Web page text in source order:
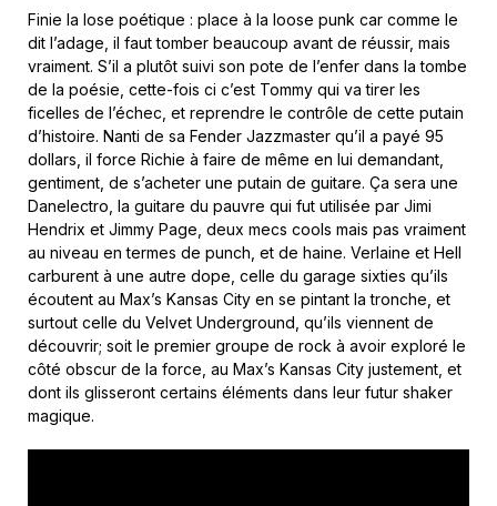
Finie la lose poétique : place à la loose punk car comme le
dit l’adage, il faut tomber beaucoup avant de réussir, mais
vraiment. S’il a plutôt suivi son pote de l’enfer dans la tombe
de la poésie, cette-fois ci c’est Tommy qui va tirer les
ficelles de l’échec, et reprendre le contrôle de cette putain
d’histoire. Nanti de sa Fender Jazzmaster qu’il a payé 95
dollars, il force Richie à faire de même en lui demandant,
gentiment, de s’acheter une putain de guitare. Ça sera une
Danelectro, la guitare du pauvre qui fut utilisée par Jimi
Hendrix et Jimmy Page, deux mecs cools mais pas vraiment
au niveau en termes de punch, et de haine. Verlaine et Hell
carburent à une autre dope, celle du garage sixties qu’ils
écoutent au Max’s Kansas City en se pintant la tronche, et
surtout celle du Velvet Underground, qu’ils viennent de
découvrir; soit le premier groupe de rock à avoir exploré le
côté obscur de la force, au Max’s Kansas City justement, et
dont ils glisseront certains éléments dans leur futur shaker
magique.